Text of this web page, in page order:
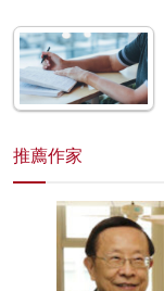
推薦作家